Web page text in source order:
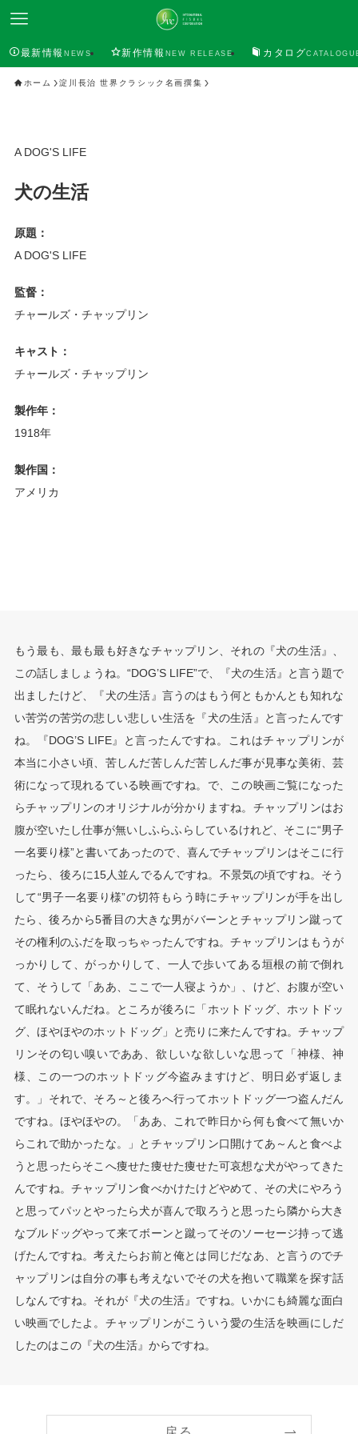
最新情報NEWS 新作情報 NEW RELEASE カタログ
ホーム 淀川長治 世界クラシック名画撰集
A DOG'S LIFE
犬の生活
原題：
A DOG'S LIFE
監督：
チャールズ・チャップリン
キャスト：
チャールズ・チャップリン
製作年：
1918年
製作国：
アメリカ
もう最も、最も最も好きなチャップリン、それの『犬の生活』、
この話しましょうね。“DOG’S LIFE”で、『犬の生活』と言う題で
出ましたけど、『犬の生活』言うのはもう何ともかんとも知れな
い苦労の苦労の悲しい悲しい生活を『犬の生活』と言ったんです
ね。『DOG’S LIFE』と言ったんですね。これはチャップリンが
本当に小さい頃、苦しんだ苦しんだ苦しんだ事が見事な美術、芸
術になって現れるている映画ですね。で、この映画ご覧になった
らチャップリンのオリジナルが分かりますね。チャップリンはお
腹が空いたし仕事が無いしふらふらしているけれど、そこに“男子
一名要り様”と書いてあったので、喜んでチャップリンはそこに行
ったら、後ろに15人並んでるんですね。不景気の頃ですね。そう
して“男子一名要り様”の切符もらう時にチャップリンが手を出し
たら、後ろから5番目の大きな男がバーンとチャップリン蹴って
その権利のふだを取っちゃったんですね。チャップリンはもうが
っかりして、がっかりして、一人で歩いてある垣根の前で倒れ
て、そうして「ああ、ここで一人寝ようか」、けど、お腹が空い
て眠れないんだね。ところが後ろに「ホットドッグ、ホットドッ
グ、ほやほやのホットドッグ」と売りに来たんですね。チャップ
リンその匂い嗅いでああ、欲しいな欲しいな思って「神様、神
様、この一つのホットドッグ今盗みますけど、明日必ず返しま
す。」それで、そろ～と後ろへ行ってホットドッグ一つ盗んだん
ですね。ほやほやの。「ああ、これで昨日から何も食べて無いか
らこれで助かったな。」とチャップリン口開けてあ～んと食べよ
うと思ったらそこへ痩せた痩せた痩せた可哀想な犬がやってきた
んですね。チャップリン食べかけたけどやめて、その犬にやろう
と思ってパッとやったら犬が喜んで取ろうと思ったら隣から大き
なブルドッグやって来てボーンと蹴ってそのソーセージ持って逃
げたんですね。考えたらお前と俺とは同じだなあ、と言うのでチ
ャップリンは自分の事も考えないでその犬を抱いて職業を探す話
しなんですね。それが『犬の生活』ですね。いかにも綺麗な面白
い映画でしたよ。チャップリンがこういう愛の生活を映画にしだ
したのはこの『犬の生活』からですね。